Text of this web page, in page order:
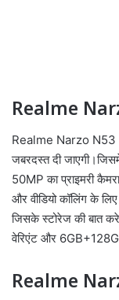
Realme
Realme Narzo N53
जबरदस्त दी
50MP का प्राइमरी
और वीडियो कॉलिंग के
जिसके स्टोरेज की बात
वेरिएंट और
Realme